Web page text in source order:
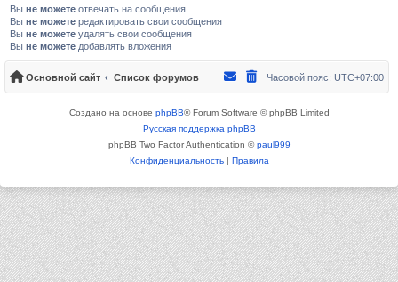
Вы не можете отвечать на сообщения
Вы не можете редактировать свои сообщения
Вы не можете удалять свои сообщения
Вы не можете добавлять вложения
Основной сайт Список форумов Часовой пояс: UTC+07:00
Создано на основе phpBB® Forum Software © phpBB Limited
Русская поддержка phpBB
phpBB Two Factor Authentication ©paul999
Конфиденциальность| Правила